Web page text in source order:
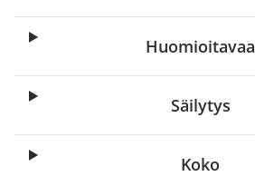
Huomioitavaa
Säilytys
Koko